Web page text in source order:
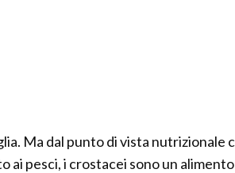
Ma dal punto di vista nutrizionale
ai pesci, i crostacei sono un